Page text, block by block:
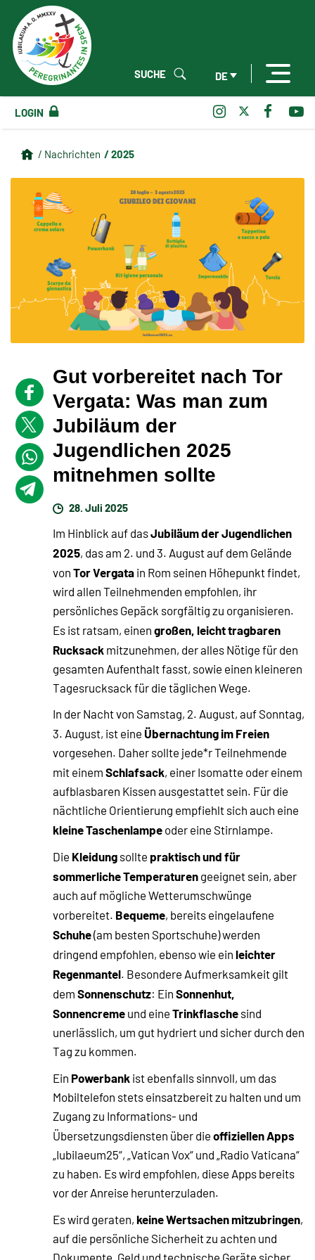
DE
SUCHE
LOGIN
/ Nachrichten / 2025
Gut vorbereitet nach Tor
Vergata: Was man zum
Jubiläum der
Jugendlichen 2025
mitnehmen sollte
28. Juli 2025
Im Hinblick auf dasJubiläum der Jugendlichen
2025, das am 2. und 3. August auf dem Gelände
vonTor Vergatain Rom seinen Höhepunkt findet,
wird allen Teilnehmenden empfohlen, ihr
persönliches Gepäck sorgfältig zu organisieren.
Es ist ratsam, einengroßen, leicht tragbaren
Rucksackmitzunehmen, der alles Nötige für den
gesamten Aufenthalt fasst, sowie einen kleineren
Tagesrucksack für die täglichen Wege.
In der Nacht von Samstag, 2. August, auf Sonntag,
3. August, ist eine Übernachtung im Freien
vorgesehen. Daher sollte jede*r Teilnehmende
mit einemSchlafsack, einer Isomatte oder einem
aufblasbaren Kissen ausgestattet sein. Für die
nächtliche Orientierung empfiehlt sich auch eine
kleine Taschenlampeoder eine Stirnlampe.
Die Kleidungsollte praktisch und für
sommerliche Temperaturengeeignet sein, aber
auch auf mögliche Wetterumschwünge
vorbereitet. Bequeme, bereits eingelaufene
Schuhe(am besten Sportschuhe) werden
dringend empfohlen, ebenso wie einleichter
Regenmantel. Besondere Aufmerksamkeit gilt
demSonnenschutz: EinSonnenhut,
Sonnencremeund eineTrinkflaschesind
unerlässlich, um gut hydriert und sicher durch den
Tag zu kommen.
Ein Powerbankist ebenfalls sinnvoll, um das
Mobiltelefon stets einsatzbereit zu halten und um
Zugang zu Informations- und
Übersetzungsdiensten über dieoffiziellen Apps
„Iubilaeum25“, „Vatican Vox“ und „Radio Vaticana“
zu haben. Es wird empfohlen, diese Apps bereits
vor der Anreise herunterzuladen.
Es wird geraten,keine Wertsachen mitzubringen,
auf die persönliche Sicherheit zu achten und